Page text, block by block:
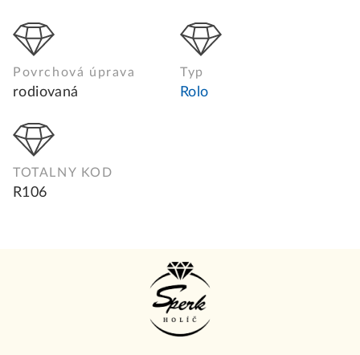
Povrchová úprava
rodiovaná
Typ
Rolo
TOTALNY KOD
R106